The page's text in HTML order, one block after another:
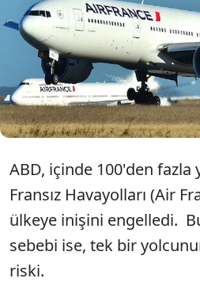
taşıması nedeniyle
Air France uçağının
değiştirerek
ABD, salgın
sınır kontrollerini
ABD, içinde 100'den fazla
Fransız Havayolları (Air
ülkeye inişini engelledi.
sebebi ise, tek bir
riski.